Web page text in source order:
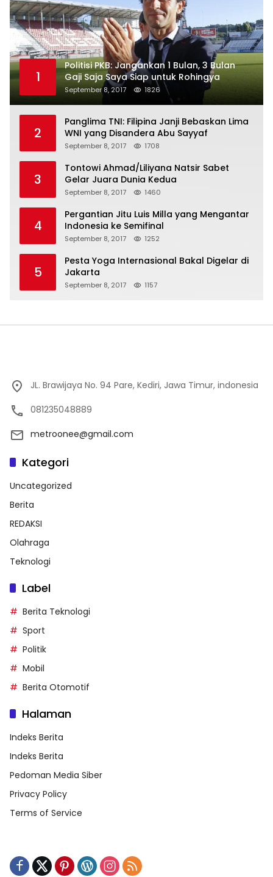
1
Politisi PKB: Jangankan 1 Bulan, 3 Bulan
Gaji Saja Saya Siap untuk Rohingya
September 8, 2017 1826
2
Panglima TNI: Filipina Janji Bebaskan Lima
WNI yang Disandera Abu Sayyaf
September 8, 2017 1708
3
Tontowi Ahmad/Liliyana Natsir Sabet
Gelar Juara Dunia Kedua
September 8, 2017 1460
4
Pergantian Jitu Luis Milla yang Mengantar
Indonesia ke Semifinal
September 8, 2017 1252
5
Pesta Yoga Internasional Bakal Digelar di
Jakarta
September 8, 2017 1157
JL. Brawijaya No. 94 Pare, Kediri, Jawa Timur, indonesia
081235048889
metroonee@gmail.com
Kategori
Uncategorized
Berita
REDAKSI
Olahraga
Teknologi
Label
Berita Teknologi
Sport
Politik
Mobil
Berita Otomotif
Halaman
Indeks Berita
Indeks Berita
Pedoman Media Siber
Privacy Policy
Terms of Service